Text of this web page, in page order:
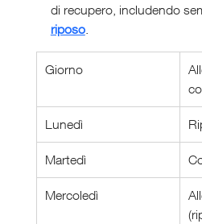
di recupero, includendo
riposo.
Giorno
Lunedì
Martedì
Mercoledì